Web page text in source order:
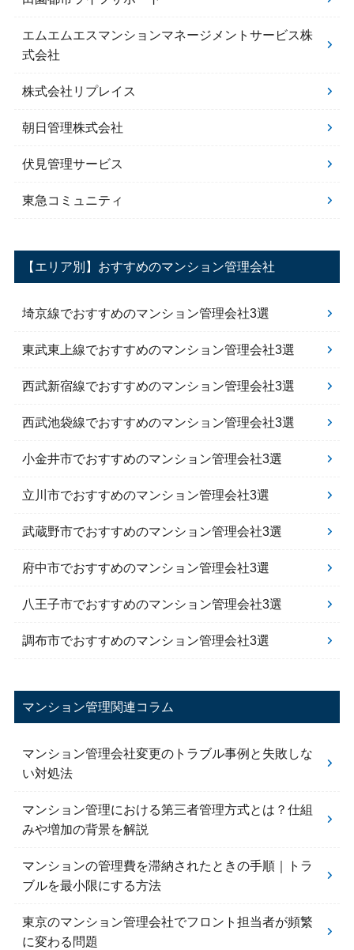
エムエムエスマンションマネージメントサービス株
式会社
株式会社リプレイス
朝日管理株式会社
伏見管理サービス
東急コミュニティ
【エリア別】おすすめのマンション管理会社
埼京線でおすすめのマンション管理会社3選
東武東上線でおすすめのマンション管理会社3選
西武新宿線でおすすめのマンション管理会社3選
西武池袋線でおすすめのマンション管理会社3選
小金井市でおすすめのマンション管理会社3選
立川市でおすすめのマンション管理会社3選
武蔵野市でおすすめのマンション管理会社3選
府中市でおすすめのマンション管理会社3選
八王子市でおすすめのマンション管理会社3選
調布市でおすすめのマンション管理会社3選
マンション管理関連コラム
マンション管理会社変更のトラブル事例と失敗しな
い対処法
マンション管理における第三者管理方式とは？仕組
みや増加の背景を解説
マンションの管理費を滞納されたときの手順｜トラ
ブルを最小限にする方法
東京のマンション管理会社でフロント担当者が頻繁
に変わる問題